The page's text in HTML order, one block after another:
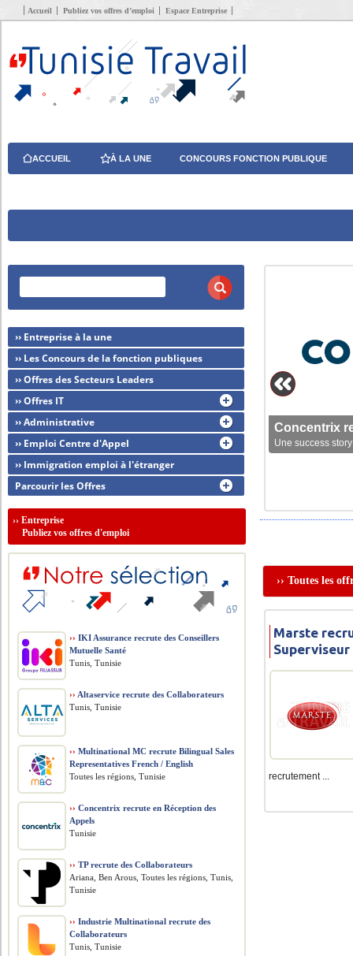
Accueil Publiez vos offres d’emploi Espace Entreprise
ACCUEIL À LA UNE CONCOURS FONCTION PUBLIQUE
Concentrix
Une success
›› Toutes les
Marste
Superviseur
recrutement ...
›› Entreprise à la une
›› Les Concours de la fonction publiques
›› Offres des Secteurs Leaders
›› Offres IT
›› Administrative
›› Emploi Centre d'Appel
›› Immigration emploi à l'étranger
Parcourir les Offres
››Entreprise
Publiez vos offres d'emploi
›› IKI Assurance recrute des Conseillers
Mutuelle Santé
Tunis, Tunisie
›› Altaservice recrute des Collaborateurs
Tunis, Tunisie
›› Multinational MC recrute Bilingual Sales
Representatives French / English
Toutes les régions, Tunisie
›› Concentrix recrute en Réception des
Appels
Tunisie
›› TP recrute des Collaborateurs
Ariana, Ben Arous, Toutes les régions, Tunis,
Tunisie
›› Industrie Multinational recrute des
Collaborateurs
Tunis, Tunisie